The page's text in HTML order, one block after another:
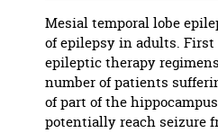
Mesial temporal lobe
of epilepsy in adults.
epileptic therapy
number of patients
of part of the
potentially reach seizure